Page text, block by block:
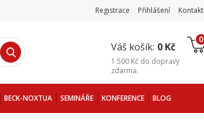
Registrace Přihlášení Kontakt
Váš košík: 0 Kč
0
1 500 Kč do dopravy
zdarma.
BECK-NOXTUA SEMINÁŘE KONFERENCE BLOG